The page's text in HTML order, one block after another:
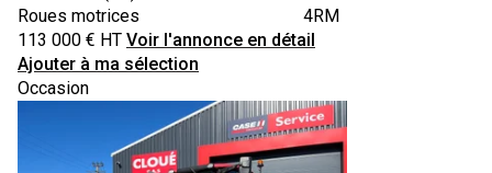
Roues motrices
4RM
113 000 € HT Voir l'annonce en détail
Ajouter à ma sélection
Occasion